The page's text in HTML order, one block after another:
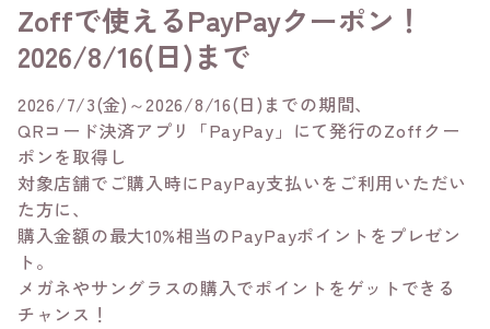
Zoffで使えるPayPayクーポン！
2026/8/16(日)まで
2026/7/3(金)～2026/8/16(日)までの期間、
QRコード決済アプリ「PayPay」にて発行のZoffクー
ポンを取得し
対象店舗でご購入時にPayPay支払いをご利用いただい
た方に、
購入金額の最大10%相当のPayPayポイントをプレゼン
ト。
メガネやサングラスの購入でポイントをゲットできる
チャンス！